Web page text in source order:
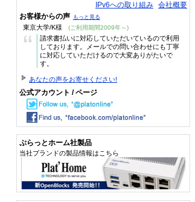
IPv6への取り組み 会社概要
お客様からの声 もっと見る
東京大学/K様 (ご利用期間2009年～)
“
請求書払いに対応していただいているので利用
しております。メールでの問い合わせにも丁寧
に対応していただけるので大変ありがたいで
す。
あなたの声をお寄せください!
公式アカウント / ページ
ぷらっとホーム社製品
当社ブランドの製品情報はこちら